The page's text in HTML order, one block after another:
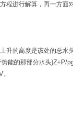
程进行解算，再一方面
升的高度是该处的总
能的那部分水头)Z+P/